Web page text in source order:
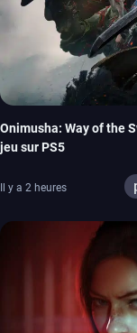
Onimusha: Way of the
jeu sur PS5
Il y a 2 heures